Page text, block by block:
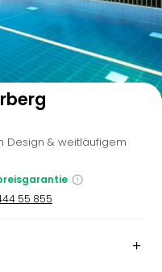
Auf der Karte anzeigen
Design & weitläufigem
55 855